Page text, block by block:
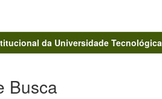
da Universidade
Busca